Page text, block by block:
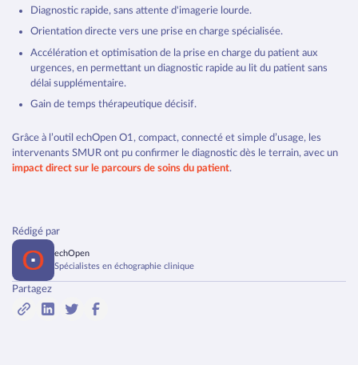
Rédigé par
echOpen
Spécialistes en échographie clinique
Partagez
Diagnostic rapide, sans attente d'imagerie lourde.
Orientation directe vers une prise en charge spécialisée.
Accélération et optimisation de la prise en charge du patient aux
urgences, en permettant un diagnostic rapide au lit du patient sans
délai supplémentaire.
Gain de temps thérapeutique décisif.
Grâce à l’outil echOpen O1, compact, connecté et simple d’usage, les
intervenants SMUR ont pu confirmer le diagnostic dès le terrain, avec un
impact direct sur le parcours de soins du patient.